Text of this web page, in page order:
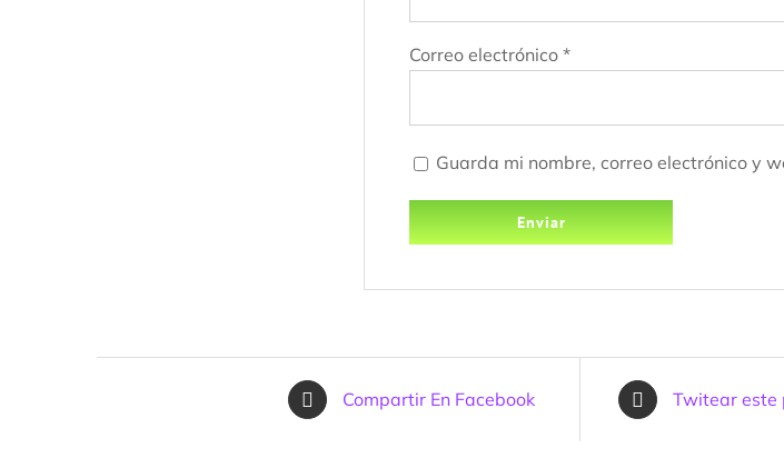
Correo electrónico *
Guarda mi nombre, correo electrónico y
Compartir En Facebook Twitear este